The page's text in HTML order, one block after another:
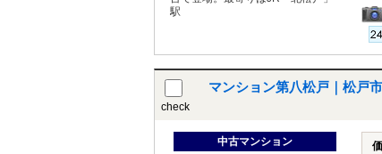
駅
check
マンション第八松戸｜松戸
中古マンション